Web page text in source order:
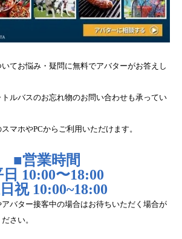
てお悩み・疑問に無料でアバターがお答えし
ルバスのお忘れ物のお問い合わせも承ってい
マホやPCからご利用いただけます。
■営業時間
日 10:00〜18:00
祝 10:00~18:00
バター接客中の場合はお待ちいただく場合が
さい。